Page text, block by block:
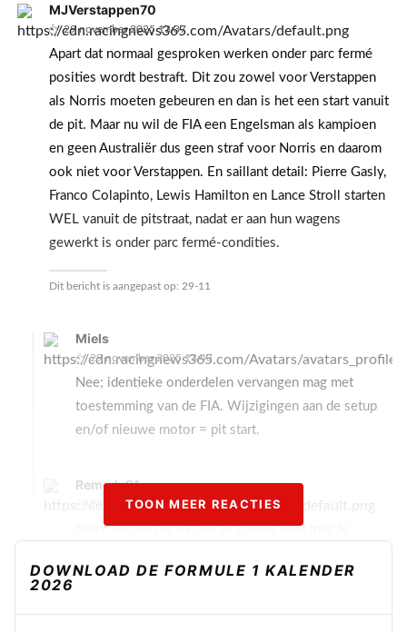
MJVerstappen70
29 november 2025 13:37
Apart dat normaal gesproken werken onder parc fermé
posities wordt bestraft. Dit zou zowel voor Verstappen
als Norris moeten gebeuren en dan is het een start vanuit
de pit. Maar nu wil de FIA een Engelsman als kampioen
en geen Australiër dus geen straf voor Norris en daarom
ook niet voor Verstappen. En saillant detail: Pierre Gasly,
Franco Colapinto, Lewis Hamilton en Lance Stroll starten
WEL vanuit de pitstraat, nadat er aan hun wagens
gewerkt is onder parc fermé-condities.
Dit bericht is aangepast op: 29-11
Miels
29 november 2025 13:43
Nee; identieke onderdelen vervangen mag met
toestemming van de FIA. Wijzigingen aan de setup
en/of nieuwe motor = pit start.
Remedy81
29 november 2025 16:23
Sorry leer de regels. Als je schade hebt mag je
onderdeel. Dus starten uit de pits is nooit een
TOON MEER REACTIES
DOWNLOAD DE FORMULE 1 KALENDER
2026